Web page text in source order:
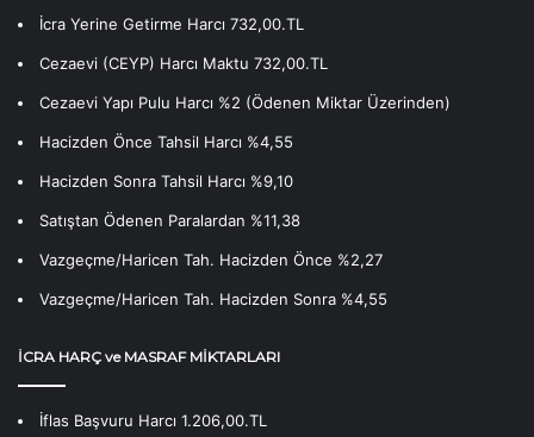
İcra Yerine Getirme Harcı 732,00.TL
Cezaevi (CEYP) Harcı Maktu 732,00.TL
Cezaevi Yapı Pulu Harcı %2 (Ödenen Miktar Üzerinden)
Hacizden Önce Tahsil Harcı %4,55
Hacizden Sonra Tahsil Harcı %9,10
Satıştan Ödenen Paralardan %11,38
Vazgeçme/Haricen Tah. Hacizden Önce %2,27
Vazgeçme/Haricen Tah. Hacizden Sonra %4,55
İCRA HARÇ ve MASRAF MİKTARLARI
İflas Başvuru Harcı 1.206,00.TL